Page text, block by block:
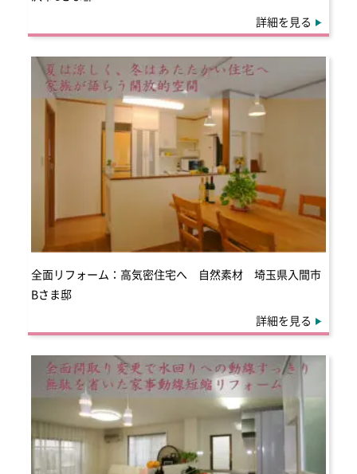
詳細を見る
全面リフォーム：高気密住宅へ 自然素材 埼玉県入間市
Bさま邸
詳細を見る